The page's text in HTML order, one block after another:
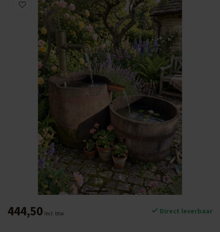
444,50 Incl. btw Direct leverbaar